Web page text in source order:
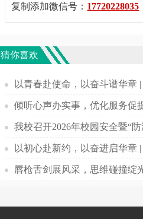
复制添加微信号： 17720228035
猜你喜欢